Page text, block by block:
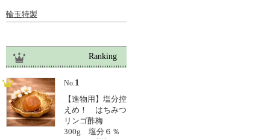
輪玉特製
Ranking
No.1
【進物用】塩分控
えめ！ はちみつ
リンゴ酢梅
300g 塩分６％